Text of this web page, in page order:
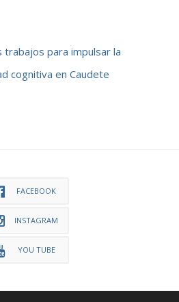
trabajos para impulsar la
cognitiva en Caudete
FACEBOOK
INSTAGRAM
YOU TUBE